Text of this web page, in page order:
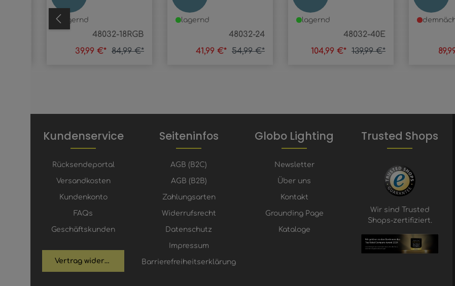
48032-18RGB
lagernd
39,99 €* 84,99 €*
48032-24
lagernd
41,99 €* 54,99 €*
48032-40E
lagernd
104,99 €* 139,99 €*
Kundenservice
Rücksendeportal
Versandkosten
Kundenkonto
FAQs
Geschäftskunden
Vertrag widerrufen
Seiteninfos
AGB (B2C)
AGB (B2B)
Zahlungsarten
Widerrufsrecht
Datenschutz
Impressum
Barrierefreiheitserklärung
Globo Lighting
Newsletter
Über uns
Kontakt
Grounding Page
Kataloge
Trusted Shops
Wir sind Trusted
Shops-zertifiziert.